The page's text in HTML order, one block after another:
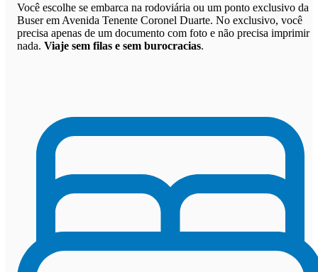
Você escolhe se embarca na rodoviária ou um ponto exclusivo da
Buser em Avenida Tenente Coronel Duarte. No exclusivo, você
precisa apenas de um documento com foto e não precisa imprimir
nada. Viaje sem filas e sem burocracias.